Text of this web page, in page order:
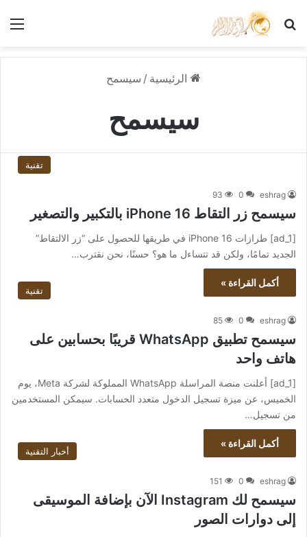
بحث عن
الرئيسية / سيسمح
سيسمح
تقنية
eshrag
0
93
سيسمح زر التقاط iPhone 16 بالتكبير والتصغير
[ad_1] طرازات iPhone 16 في طريقها للحصول على “زر الالتقاط”
الجديد تمامًا، ولكن قد تتساءل ما هو؟ حسنًا، نحن نقترب…
أكمل القراءة »
تقنية
eshrag
0
85
سيسمح تطبيق WhatsApp قريبًا بحسابين على
هاتف واحد
[ad_1] أعلنت منصة المراسلة WhatsApp المملوكة لشركة Meta، يوم
الخميس، عن ميزة تسجيل الدخول متعدد الحسابات. سيمكن المستخدمين
من تسجيل…
أكمل القراءة »
أخبار التقنية
eshrag
0
151
سيسمح لك Instagram الآن بإضافة الموسيقى
إلى دوارات الصور